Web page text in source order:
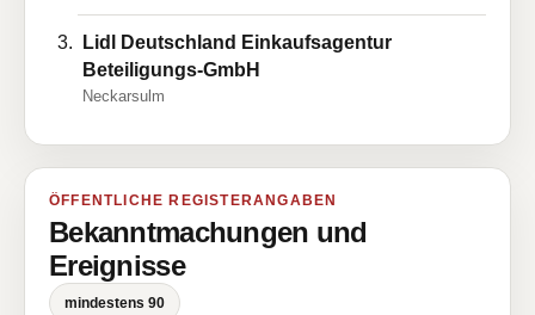
Lidl Deutschland Einkaufsagentur
Beteiligungs-GmbH
Neckarsulm
ÖFFENTLICHE REGISTERANGABEN
Bekanntmachungen und
Ereignisse
mindestens 90